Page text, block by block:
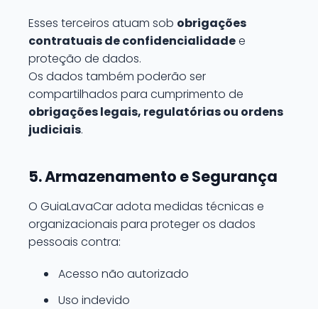
Esses terceiros atuam sob obrigações
contratuais de confidencialidadee
proteção de dados.
Os dados também poderão ser
compartilhados para cumprimento de
obrigações legais, regulatórias ou ordens
judiciais.
5. Armazenamento e Segurança
O GuiaLavaCar adota medidas técnicas e
organizacionais para proteger os dados
pessoais contra:
Acesso não autorizado
Uso indevido